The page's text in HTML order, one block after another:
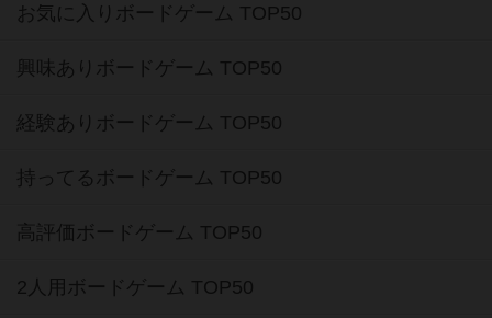
お気に入りボードゲーム TOP50
興味ありボードゲーム TOP50
経験ありボードゲーム TOP50
持ってるボードゲーム TOP50
高評価ボードゲーム TOP50
2人用ボードゲーム TOP50